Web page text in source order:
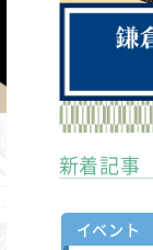
新着記事
イベント